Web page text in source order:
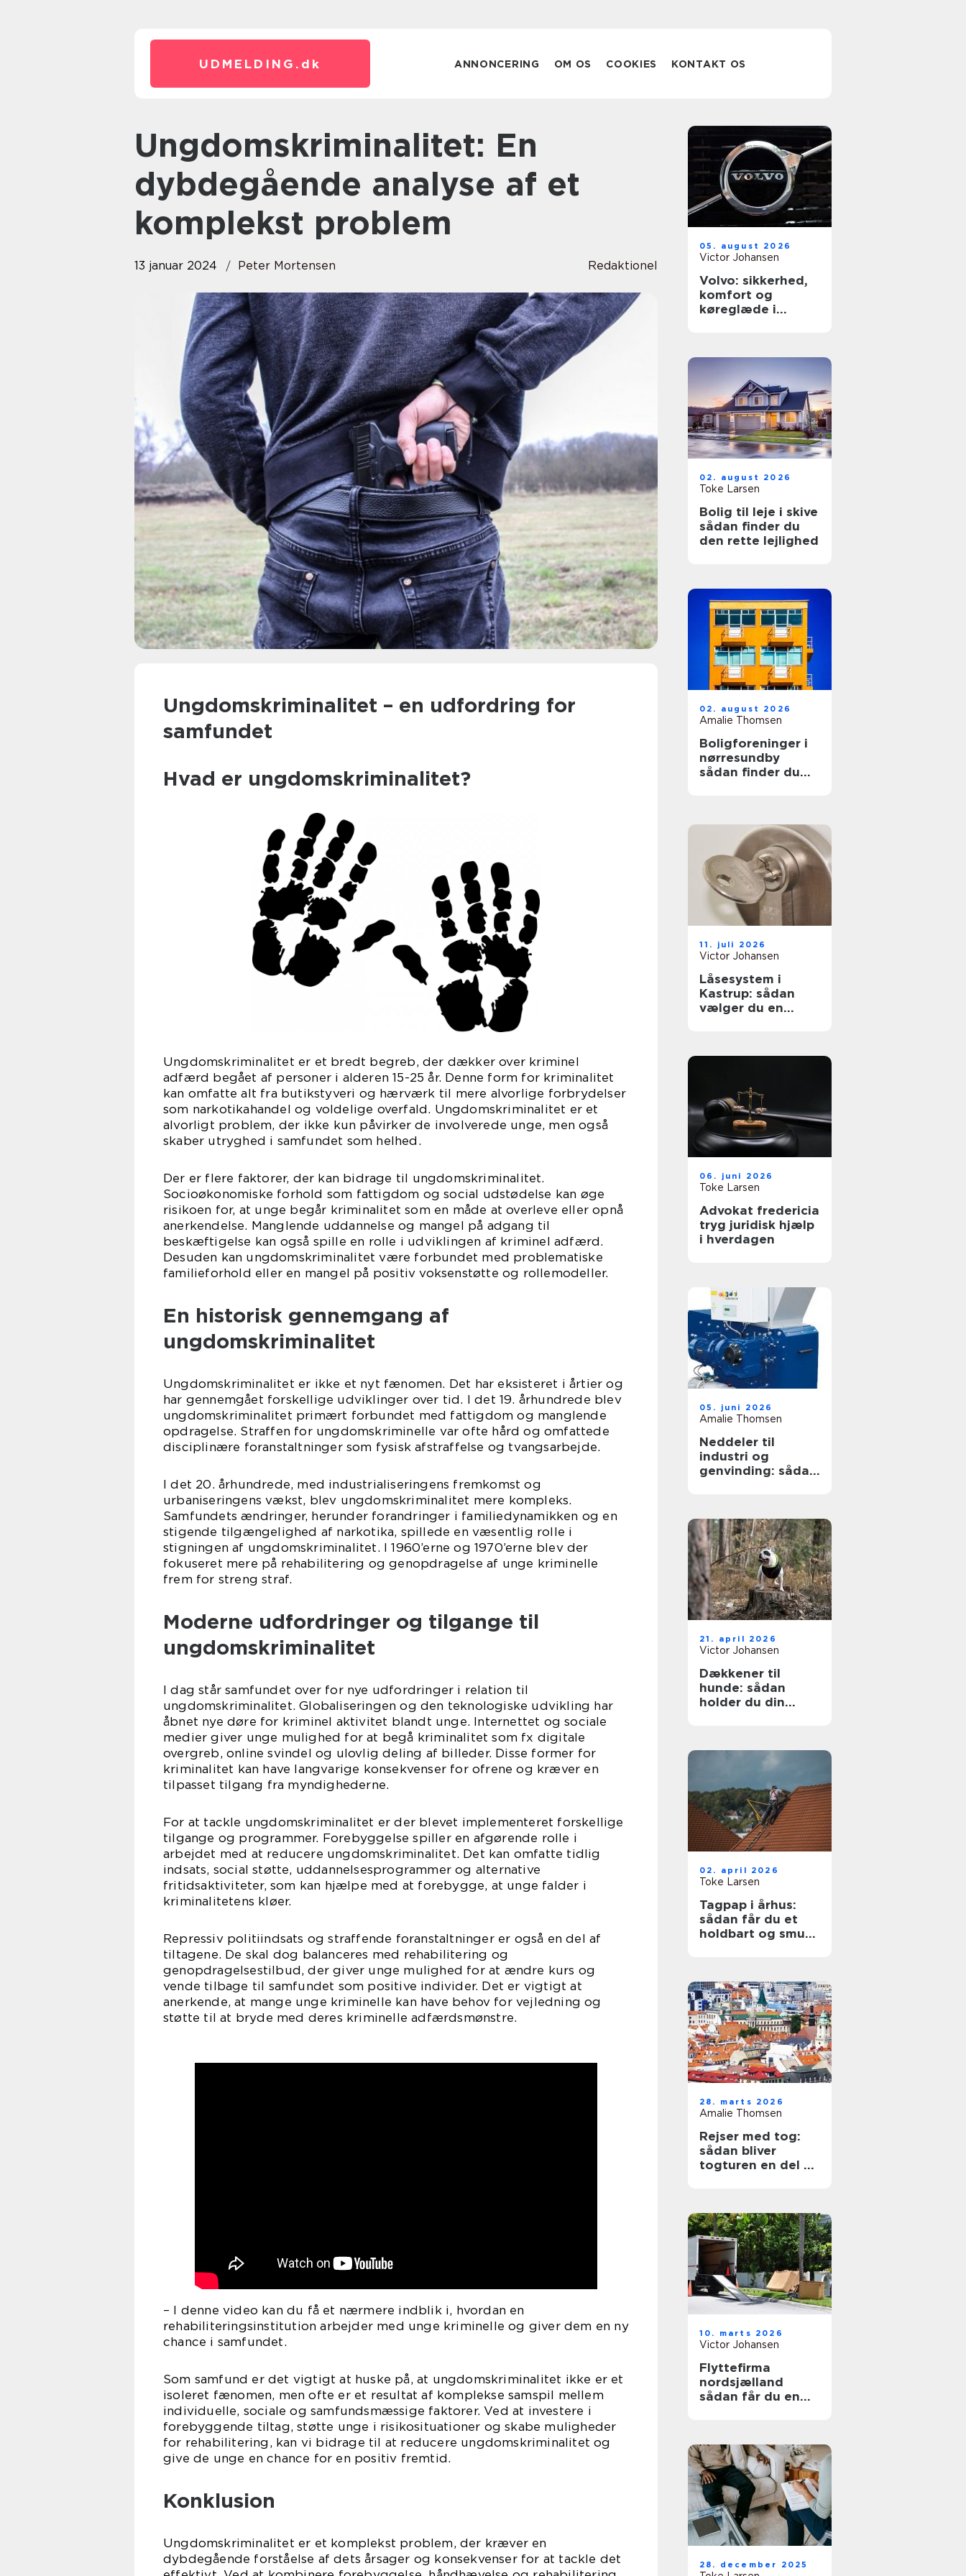
UDMELDING. dk ANNONCERING OM OS COOKIES KONTAKT OS
Ungdomskriminalitet: En
dybdegående analyse af et
komplekst problem
13 januar 2024 Peter Mortensen Redaktionel
Ungdomskriminalitet – en udfordring for
samfundet
Hvad er ungdomskriminalitet?
Ungdomskriminalitet er et bredt begreb, der dækker over kriminel
adfærd begået af personer i alderen 15-25 år. Denne form for kriminalitet
kan omfatte alt fra butikstyveri og hærværk til mere alvorlige forbrydelser
som narkotikahandel og voldelige overfald. Ungdomskriminalitet er et
alvorligt problem, der ikke kun påvirker de involverede unge, men også
skaber utryghed i samfundet som helhed.
Der er flere faktorer, der kan bidrage til ungdomskriminalitet.
Socioøkonomiske forhold som fattigdom og social udstødelse kan øge
risikoen for, at unge begår kriminalitet som en måde at overleve eller opnå
anerkendelse. Manglende uddannelse og mangel på adgang til
beskæftigelse kan også spille en rolle i udviklingen af kriminel adfærd.
Desuden kan ungdomskriminalitet være forbundet med problematiske
familieforhold eller en mangel på positiv voksenstøtte og rollemodeller.
En historisk gennemgang af
ungdomskriminalitet
Ungdomskriminalitet er ikke et nyt fænomen. Det har eksisteret i årtier og
har gennemgået forskellige udviklinger over tid. I det 19. århundrede blev
ungdomskriminalitet primært forbundet med fattigdom og manglende
opdragelse. Straffen for ungdomskriminelle var ofte hård og omfattede
disciplinære foranstaltninger som fysisk afstraffelse og tvangsarbejde.
I det 20. århundrede, med industrialiseringens fremkomst og
urbaniseringens vækst, blev ungdomskriminalitet mere kompleks.
Samfundets ændringer, herunder forandringer i familiedynamikken og en
stigende tilgængelighed af narkotika, spillede en væsentlig rolle i
stigningen af ungdomskriminalitet. I 1960’erne og 1970’erne blev der
fokuseret mere på rehabilitering og genopdragelse af unge kriminelle
frem for streng straf.
Moderne udfordringer og tilgange til
ungdomskriminalitet
I dag står samfundet over for nye udfordringer i relation til
ungdomskriminalitet. Globaliseringen og den teknologiske udvikling har
åbnet nye døre for kriminel aktivitet blandt unge. Internettet og sociale
medier giver unge mulighed for at begå kriminalitet som fx digitale
overgreb, online svindel og ulovlig deling af billeder. Disse former for
kriminalitet kan have langvarige konsekvenser for ofrene og kræver en
tilpasset tilgang fra myndighederne.
For at tackle ungdomskriminalitet er der blevet implementeret forskellige
tilgange og programmer. Forebyggelse spiller en afgørende rolle i
arbejdet med at reducere ungdomskriminalitet. Det kan omfatte tidlig
indsats, social støtte, uddannelsesprogrammer og alternative
fritidsaktiviteter, som kan hjælpe med at forebygge, at unge falder i
kriminalitetens kløer.
Repressiv politiindsats og straffende foranstaltninger er også en del af
tiltagene. De skal dog balanceres med rehabilitering og
genopdragelsestilbud, der giver unge mulighed for at ændre kurs og
vende tilbage til samfundet som positive individer. Det er vigtigt at
anerkende, at mange unge kriminelle kan have behov for vejledning og
støtte til at bryde med deres kriminelle adfærdsmønstre.
– I denne video kan du få et nærmere indblik i, hvordan en
rehabiliteringsinstitution arbejder med unge kriminelle og giver dem en ny
chance i samfundet.
Som samfund er det vigtigt at huske på, at ungdomskriminalitet ikke er et
isoleret fænomen, men ofte er et resultat af komplekse samspil mellem
individuelle, sociale og samfundsmæssige faktorer. Ved at investere i
forebyggende tiltag, støtte unge i risikosituationer og skabe muligheder
for rehabilitering, kan vi bidrage til at reducere ungdomskriminalitet og
give de unge en chance for en positiv fremtid.
Konklusion
Ungdomskriminalitet er et komplekst problem, der kræver en
dybdegående forståelse af dets årsager og konsekvenser for at tackle det
05. august 2026
Victor Johansen
Volvo: sikkerhed,
komfort og
køreglæde i
02. august 2026
Toke Larsen
Bolig til leje i skive
sådan finder du
den rette lejlighed
02. august 2026
Amalie Thomsen
Boligforeninger i
nørresundby
sådan finder du
11. juli 2026
Victor Johansen
Låsesystem i
Kastrup: sådan
vælger du en
06. juni 2026
Toke Larsen
Advokat fredericia
tryg juridisk hjælp
i hverdagen
05. juni 2026
Amalie Thomsen
Neddeler til
industri og
genvinding: sådan
21. april 2026
Victor Johansen
Dækkener til
hunde: sådan
holder du din
02. april 2026
Toke Larsen
Tagpap i århus:
sådan får du et
holdbart og smukt
28. marts 2026
Amalie Thomsen
Rejser med tog:
sådan bliver
togturen en del af
10. marts 2026
Victor Johansen
Flyttefirma
nordsjælland
sådan får du en
28. december 2025